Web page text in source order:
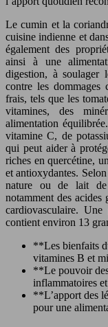
Le cumin et la
cuisine indienne et
également des
ainsi à une
digestion, à soulager
contre les dommages
frais, tels que les
vitamines, des
alimentation
vitamine C, de
qui peut aider à
riches en quercétine,
et antioxydantes.
nature ou de lait de
notamment des acides
cardiovasculaire.
contient environ 13
**Les bienfaits
vitamines B et
**Le pouvoir
inflammatoires
**L’apport des
pour une